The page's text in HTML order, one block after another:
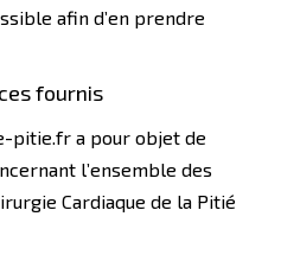
afin d’en prendre
fournis
pitie.fr a pour objet de
l’ensemble des
Cardiaque de la Pitié